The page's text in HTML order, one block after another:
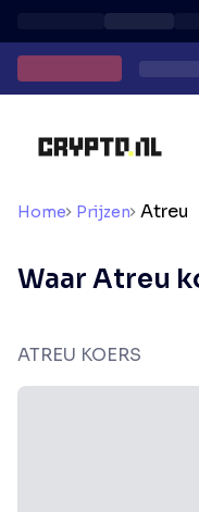
Home Prijzen Atreu
Waar Atreu
ATREU KOERS